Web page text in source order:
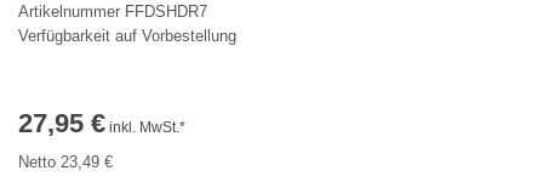
Artikelnummer FFDSHDR7
Verfügbarkeit auf Vorbestellung
27,95 € inkl. MwSt.*
Netto 23,49 €